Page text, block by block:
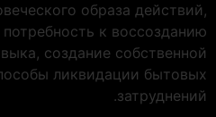
образа действий,
к воссозданию
создание собственной
ликвидации бытовых
затруднений.